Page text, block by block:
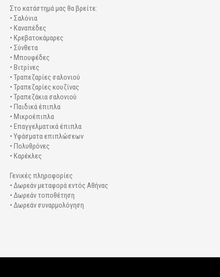
Στο κατάστημά μας θα βρείτε:
• Σαλόνια
• Καναπέδες
• Κρεβατοκάμαρες
• Σύνθετα
• Μπουφέδες
• Βιτρίνες
• Τραπεζαρίες σαλονιού
• Τραπεζαρίες κουζίνας
• Τραπεζάκια σαλονιού
• Παιδικά έπιπλα
• Μικροέπιπλα
• Επαγγελματικά έπιπλα
• Υφάσματα επιπλώσεων
• Πολυθρόνες
• Καρέκλες
Γενικές πληροφορίες
• Δωρεάν μεταφορά εντός Αθήνας
• Δωρεάν τοποθέτηση
• Δωρεάν συναρμολόγηση